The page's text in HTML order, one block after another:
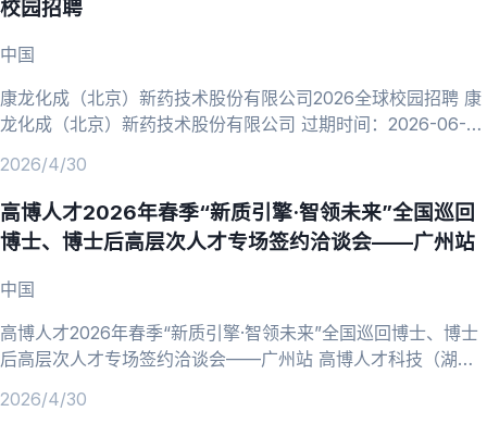
校园招聘
中国
康龙化成（北京）新药技术股份有限公司2026全球校园招聘 康
龙化成（北京）新药技术股份有限公司 过期时间：2026-06-30
馨提示：抵制招聘诈骗，加强自我保护，以任何理由索取财物，
均涉嫌违法，请提高警惕！ 招聘公告详情 康龙化成2026全球校
园招聘 化学、药学、化工与制药、生物、医学等专业 企业简介
康龙化成（股票代码
2026/4/30
高博人才2026年春季“新质引擎·智领未来”全国巡回
博士、博士后高层次人才专场签约洽谈会——广州站
中国
高博人才2026年春季“新质引擎·智领未来”全国巡回博士、博士
后高层次人才专场签约洽谈会——广州站 高博人才科技（湖
04-30 10:48 浏览次数：24 分享至 温馨提示：抵制招聘诈
2026/4/30